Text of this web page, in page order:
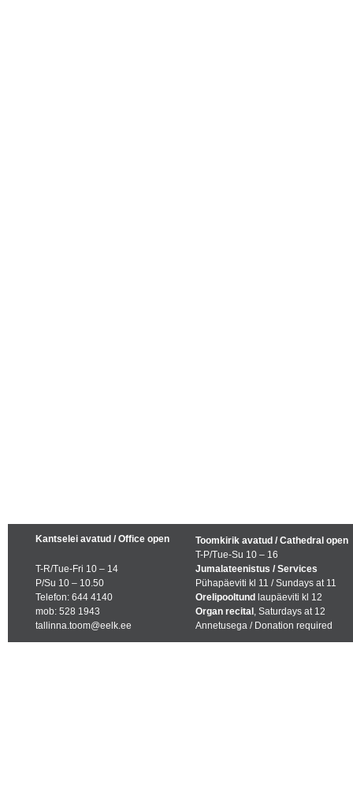
Kantselei avatud / Office open
T-R/Tue-Fri 10 – 14
P/Su 10 – 10.50
Telefon: 644 4140
mob: 528 1943
tallinna.toom@eelk.ee
Toomkirik avatud / Cathedral open
T-P/Tue-Su 10 – 16
Jumalateenistus / Services
Pühapäeviti kl 11 / Sundays at 11
Orelipooltund laupäeviti kl 12
Organ recital , Saturdays at 12
Annetusega / Donation required